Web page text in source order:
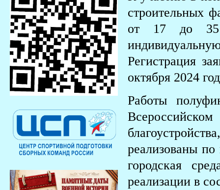
строительных
от 17 до 35
Регистрация
октября 2024
Работы
реализованы
городская
реализации в